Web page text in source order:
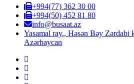
+994(77) 362 30 00
+994(50) 452 81 80
info@busaat.az
Yasamal ray., Həsən Bəy Zərdabi
Azərbaycan